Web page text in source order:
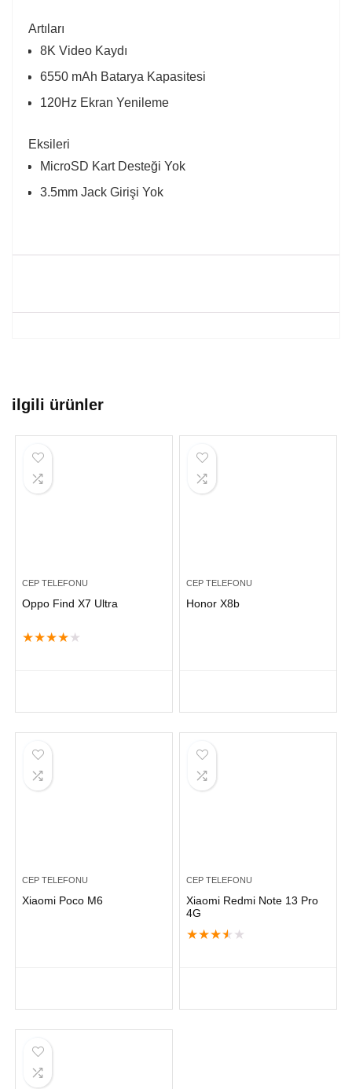
Artıları
8K Video Kaydı
6550 mAh Batarya Kapasitesi
120Hz Ekran Yenileme
Eksileri
MicroSD Kart Desteği Yok
3.5mm Jack Girişi Yok
ilgili ürünler
CEP TELEFONU
Oppo Find X7 Ultra
★★★★ ★
CEP TELEFONU
Honor X8b
CEP TELEFONU
Xiaomi Poco M6
CEP TELEFONU
Xiaomi Redmi Note 13 Pro
4G
★★★★ ★